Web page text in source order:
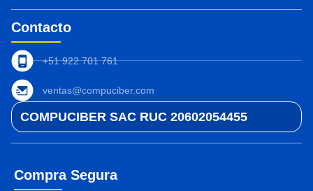
Contacto
+51 922 701 761
ventas@compuciber.com
COMPUCIBER SAC RUC 20602054455
Compra Segura